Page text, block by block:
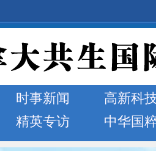
时事新闻 高新科
精英专访 中华国